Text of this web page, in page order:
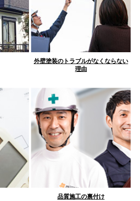
外壁塗装のトラブルがなくならない
理由
品質施工の裏付け